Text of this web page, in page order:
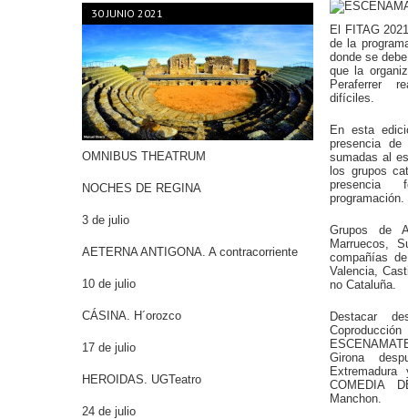
30 JUNIO 2021
OMNIBUS THEATRUM
NOCHES DE REGINA
3 de julio
AETERNA ANTIGONA. A contracorriente
10 de julio
CÁSINA. H´orozco
17 de julio
HEROIDAS. UGTeatro
24 de julio
El FITAG
de la
donde se
que la
Peraferrer
difíciles.
En esta
presencia
sumadas al
los grupos
presencia
programación.
Grupos de
Marruecos,
compañías
Valencia,
no Cataluña.
Destacar
Girona
COMEDIA
Manchon.